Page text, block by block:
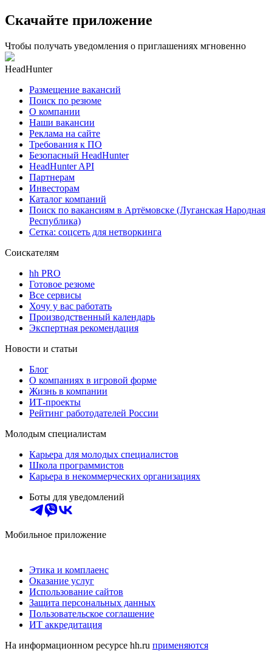
Скачайте приложение
Чтобы получать уведомления о приглашениях мгновенно
HeadHunter
Размещение вакансий
Поиск по резюме
О компании
Наши вакансии
Реклама на сайте
Требования к ПО
Безопасный HeadHunter
HeadHunter API
Партнерам
Инвесторам
Каталог компаний
Поиск по вакансиям в Артёмовске (Луганская Народная
Республика)
Сетка: соцсеть для нетворкинга
Соискателям
hh PRO
Готовое резюме
Все сервисы
Хочу у вас работать
Производственный календарь
Экспертная рекомендация
Новости и статьи
Блог
О компаниях в игровой форме
Жизнь в компании
ИТ-проекты
Рейтинг работодателей России
Молодым специалистам
Карьера для молодых специалистов
Школа программистов
Карьера в некоммерческих организациях
Боты для уведомлений
Мобильное приложение
Этика и комплаенс
Оказание услуг
Использование сайтов
Защита персональных данных
Пользовательское соглашение
ИТ аккредитация
На информационном ресурсе hh.ru применяются